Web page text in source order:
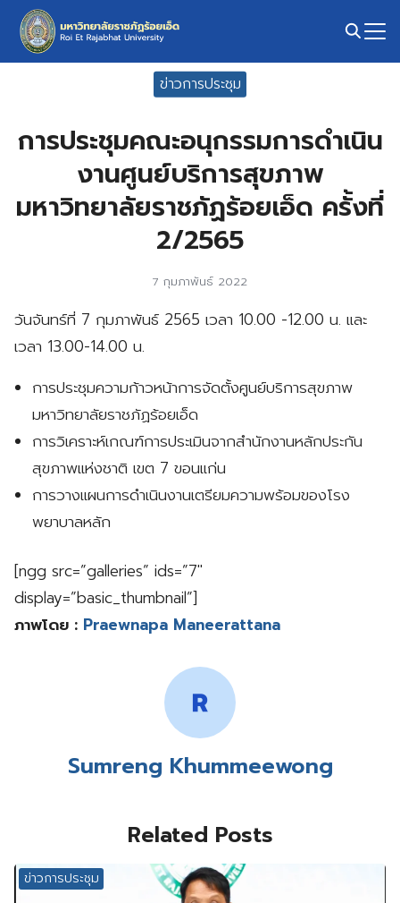
Skip
content
ข่าวการประชุม
การประชุมคณะอนุกรรมการดำเนิน
งานศูนย์บริการสุขภาพ
มหาวิทยาลัยราชภัฏร้อยเอ็ด ครั้งที่
2/2565
7 กุมภาพันธ์ 2022
วันจันทร์ที่ 7 กุมภาพันธ์ 2565 เวลา 10.00 -12.00 น. และ
เวลา 13.00-14.00 น.
การประชุมความก้าวหน้าการจัดตั้งศูนย์บริการสุขภาพ
มหาวิทยาลัยราชภัฏร้อยเอ็ด
การวิเคราะห์เกณฑ์การประเมินจากสำนักงานหลักประกัน
สุขภาพแห่งชาติ เขต 7 ขอนแก่น
การวางแผนการดำเนินงานเตรียมความพร้อมของโรง
พยาบาลหลัก
[ngg src=”galleries” ids=”7″
display=”basic_thumbnail”]
ภาพโดย : Praewnapa Maneerattana
Sumreng Khummeewong
Related Posts
ข่าวการประชุม